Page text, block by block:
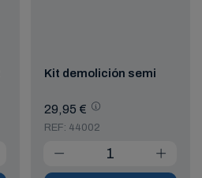
Kit demolición semi
29,95 €
REF: 44002